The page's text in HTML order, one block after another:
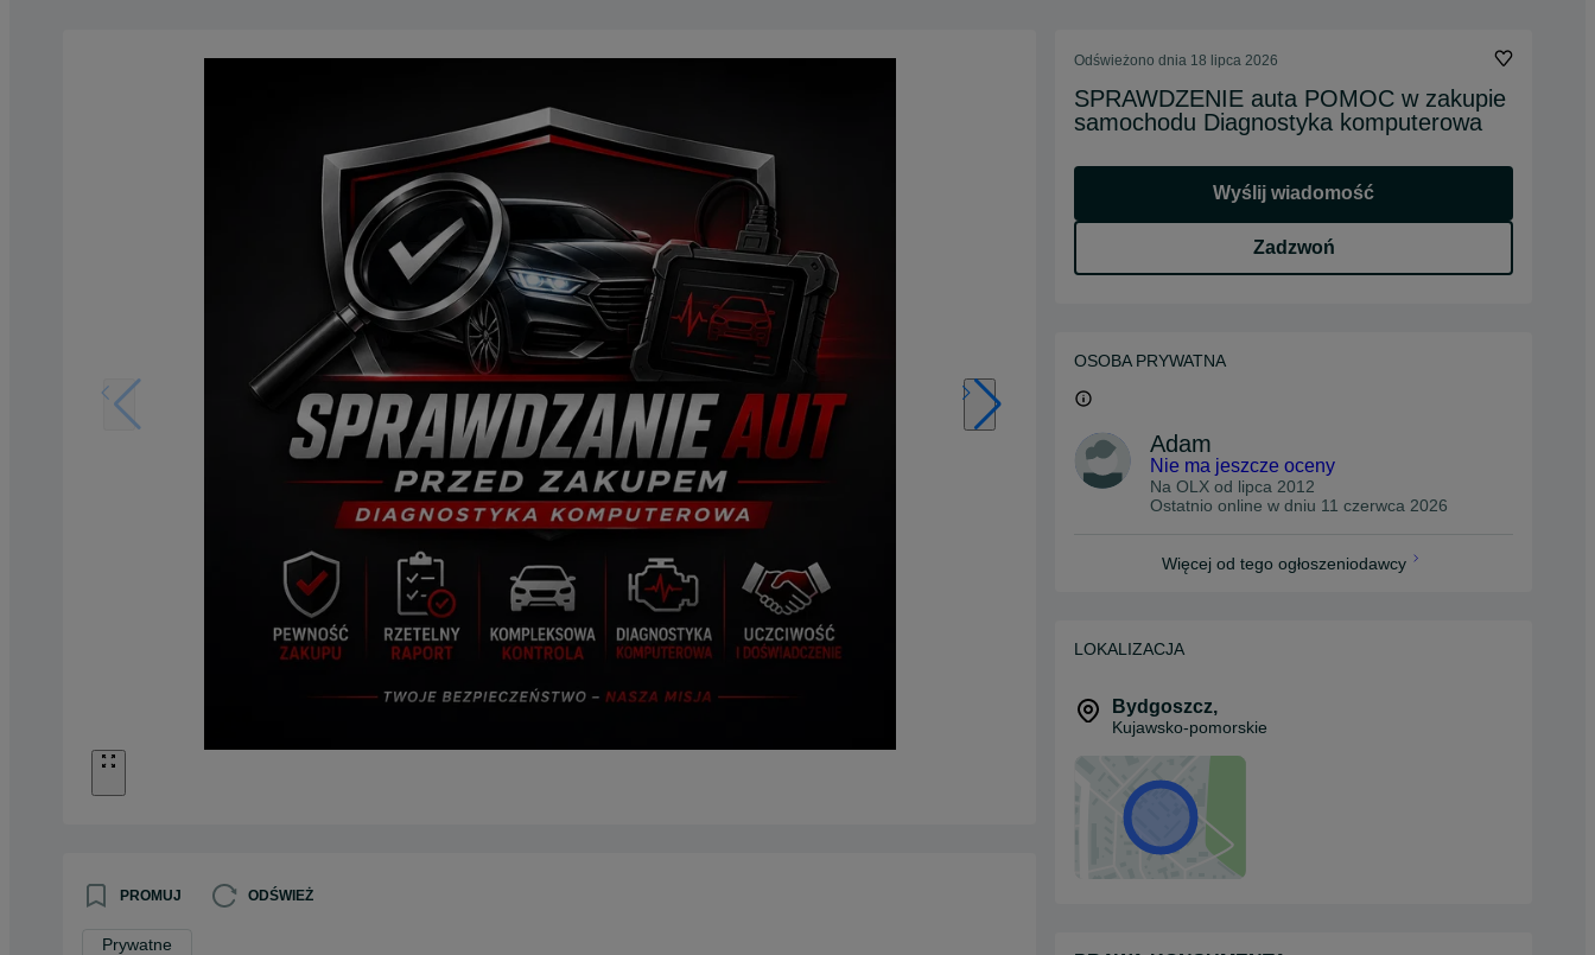
PROMUJ ODŚWIEŻ
Prywatne
Odświeżono dnia 18 lipca 2026
SPRAWDZENIE auta POMOC w zakupie
samochodu Diagnostyka komputerowa
Wyślij wiadomość
Zadzwoń
OSOBA PRYWATNA
Adam
Nie ma jeszcze oceny
Na OLX od lipca 2012
Ostatnio online w dniu 11 czerwca 2026
Więcej od tego ogłoszeniodawcy
LOKALIZACJA
Bydgoszcz,
Kujawsko-pomorskie